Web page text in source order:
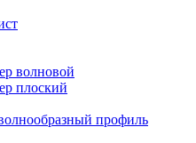
волновой
плоский
профиль